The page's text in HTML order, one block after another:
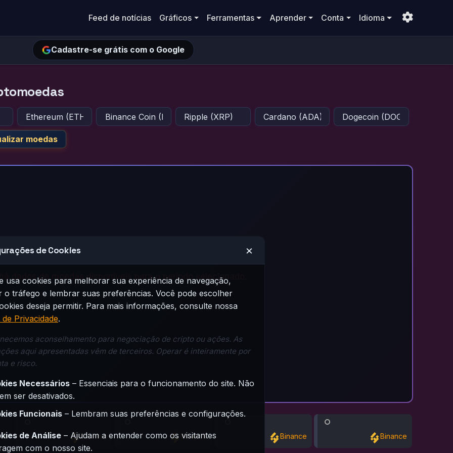
Feed de notícias Gráficos Ferramentas Aprender Conta Idioma
Cadastre-se grátis com o Google
moedas
dados de moedas disponíveis para o período selecionado.
Binance Binance Binance Binance
de Cookies ×
usa cookies para melhorar sua experiência de navegação,
o tráfego e lembrar suas preferências. Você pode escolher
deseja permitir. Para mais informações, consulte nossa
Privacidade.
aconselhamento para negociação de cripto ou ações. As
aqui apresentadas vêm de terceiros. Operar é inteiramente por
e risco.
Necessários – Essenciais para o funcionamento do site. Não
ser desativados.
Funcionais – Lembram suas preferências e configurações.
de Análise – Ajudam a entender como os visitantes
com o nosso site.